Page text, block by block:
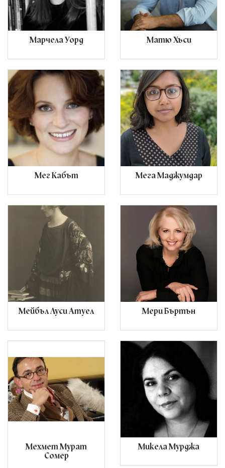
Марчела Уорд Матю Хъси
Мег Кабът Мега Маджумдар
Мейбъл Луси Атуел Мери Бъртън
Мехмет Мурат
Сомер
Микела Мурджа